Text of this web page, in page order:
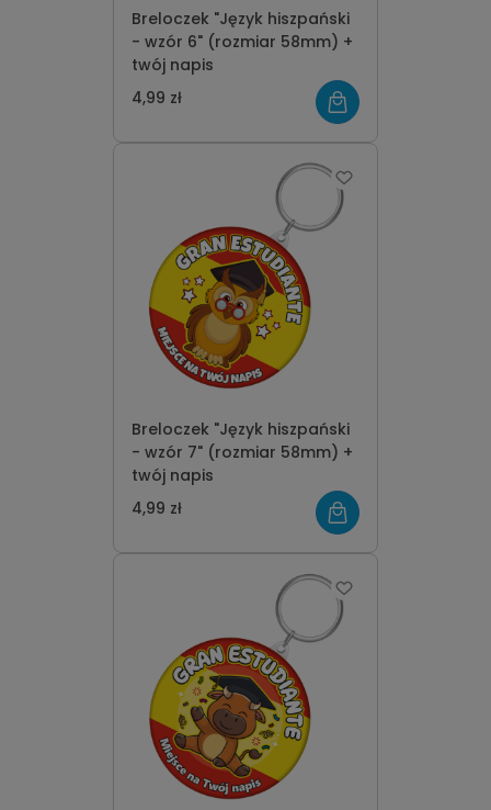
Breloczek "Język hiszpański
- wzór 6" (rozmiar 58mm) +
twój napis
4,99 zł
Breloczek "Język hiszpański
- wzór 7" (rozmiar 58mm) +
twój napis
4,99 zł